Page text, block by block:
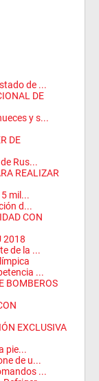
de ...
DE
y s...
DE
Rus...
REALIZAR
mil...
d...
CON
2018
de la ...
...
BOMBEROS
EXCLUSIVA
pie...
de u...
...